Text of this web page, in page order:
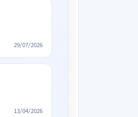
29/07/2026
13/04/2026